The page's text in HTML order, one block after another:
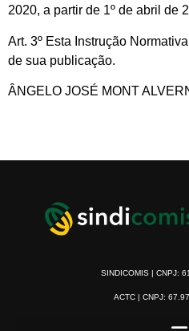
2020, a partir de 1º de abril de
Art. 3º Esta Instrução
de sua publicação.
ÂNGELO JOSÉ MONT
SINDICOMIS | CNPJ:
ACTC | CNPJ: